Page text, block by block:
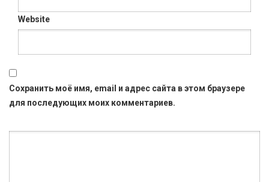
Website
Сохранить моё имя, email и адрес сайта в этом браузере
для последующих моих комментариев.